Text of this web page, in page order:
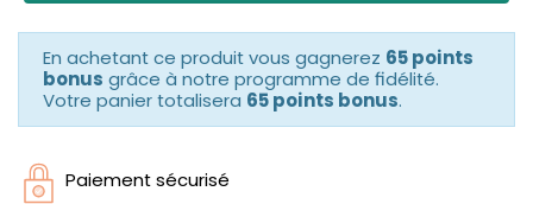
En achetant ce produit vous gagnerez 65 points
bonus grâce à notre programme de fidélité.
Votre panier totalisera 65 points bonus.
Paiement sécurisé